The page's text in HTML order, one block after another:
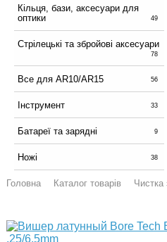
Кільця, бази, аксесуари для
оптики
49
Стрілецькі та збройові аксесуари
78
Все для AR10/AR15 56
Інструмент 33
Батареї та зарядні 9
Ножі 38
Головна Каталог товарів Чистка